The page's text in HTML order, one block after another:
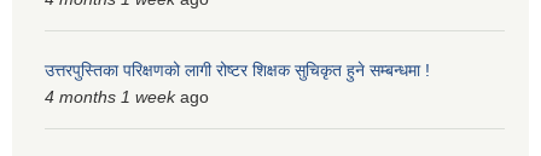
उत्तरपुस्तिका परिक्षणको लागी रोष्टर शिक्षक सुचिकृत हुने सम्बन्धमा !
4 months 1 weekago